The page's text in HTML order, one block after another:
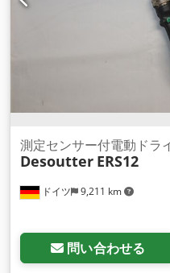
ドイツ 9,211 km
測定センサー付電動ドラ
Desoutter ERS12
問い合わせる